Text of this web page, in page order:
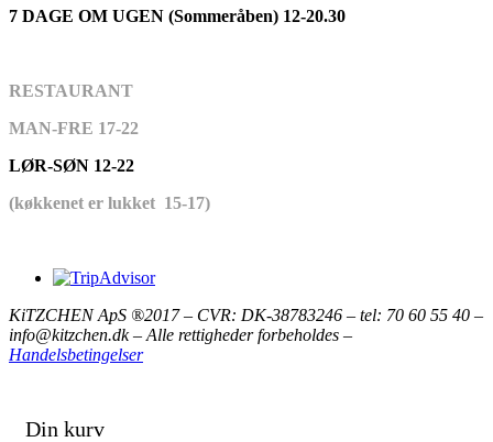
7 DAGE OM UGEN (Sommeråben) 12-20.30
RESTAURANT
MAN-FRE 17-22
LØR-SØN 12-22
(køkkenet er lukket 15-17)
KiTZCHEN ApS ®2017 – CVR: DK-38783246 – tel: 70 60 55 40 –
info@kitzchen.dk – Alle rettigheder forbeholdes –
Handelsbetingelser
Din kurv